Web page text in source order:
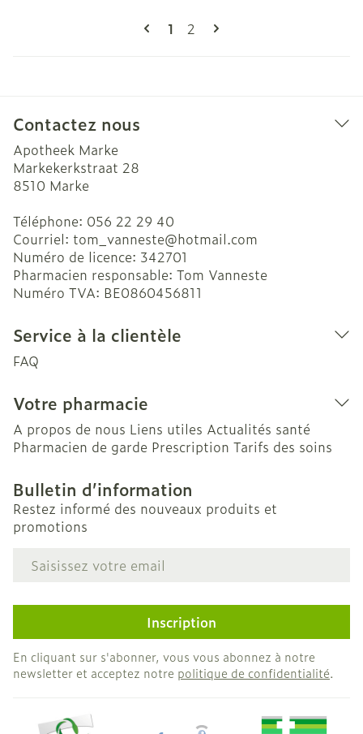
Pages
Vous lisez actuellement la
1 Page
2
Contactez nous
Apotheek Marke
Markekerkstraat 28
8510 Marke
Téléphone: 056 22 29 40
Courriel: tom_vanneste@hotmail.com
Numéro de licence: 342701
Pharmacien responsable: Tom Vanneste
Numéro TVA: BE0860456811
Service à la clientèle
FAQ
Votre pharmacie
A propos de nous Liens utiles Actualités santé
Pharmacien de garde Prescription Tarifs des soins
Bulletin d’information
Restez informé des nouveaux produits et
promotions
Adresse mail
Inscription
En cliquant sur s'abonner, vous vous abonnez à notre
newsletter et acceptez notre politique de confidentialité.